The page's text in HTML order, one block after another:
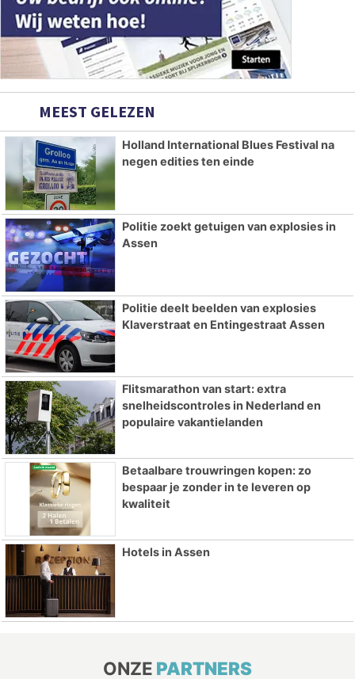
MEEST GELEZEN
Holland International Blues Festival na
negen edities ten einde
Politie zoekt getuigen van explosies in
Assen
Politie deelt beelden van explosies
Klaverstraat en Entingestraat Assen
Flitsmarathon van start: extra
snelheidscontroles in Nederland en
populaire vakantielanden
Betaalbare trouwringen kopen: zo
bespaar je zonder in te leveren op
kwaliteit
Hotels in Assen
ONZE PARTNERS